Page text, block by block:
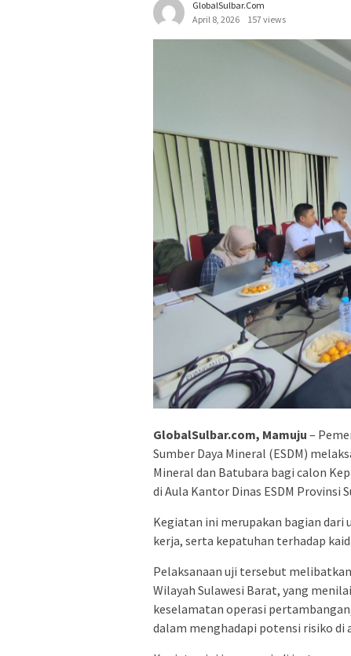
GlobalSulbar.com
April 8, 2026
157 views
GlobalSulbar.com, Mamuju –
Sumber Daya Mineral (ESDM)
Mineral dan Batubara bagi calon
di Aula Kantor Dinas ESDM Provinsi
Kegiatan ini merupakan bagian
kerja, serta kepatuhan terhadap
Pelaksanaan uji tersebut
Wilayah Sulawesi Barat, yang
keselamatan operasi
dalam menghadapi potensi risiko di